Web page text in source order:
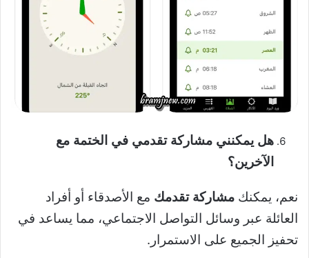
هل يمكنني مشاركة تقدمي في الختمة مع
الآخرين؟
نعم، يمكنك مشاركة تقدمك مع الأصدقاء أو أفراد
العائلة عبر وسائل التواصل الاجتماعي، مما يساعد في
تحفيز الجميع على الاستمرار.